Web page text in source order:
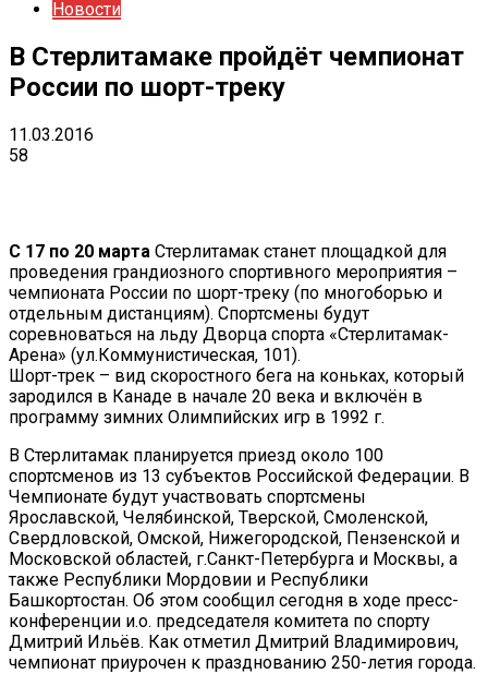
Новости
В Стерлитамаке пройдёт чемпионат
России по шорт-треку
11.03.2016
58
С 17 по 20 марта Стерлитамак станет площадкой для
проведения грандиозного спортивного мероприятия –
чемпионата России по шорт-треку (по многоборью и
отдельным дистанциям). Спортсмены будут
соревноваться на льду Дворца спорта «Стерлитамак-
Арена» (ул.Коммунистическая, 101).
Шорт-трек – вид скоростного бега на коньках, который
зародился в Канаде в начале 20 века и включён в
программу зимних Олимпийских игр в 1992 г.
В Стерлитамак планируется приезд около 100
спортсменов из 13 субъектов Российской Федерации. В
Чемпионате будут участвовать спортсмены
Ярославской, Челябинской, Тверской, Смоленской,
Свердловской, Омской, Нижегородской, Пензенской и
Московской областей, г.Санкт-Петербурга и Москвы, а
также Республики Мордовии и Республики
Башкортостан. Об этом сообщил сегодня в ходе пресс-
конференции и.о. председателя комитета по спорту
Дмитрий Ильёв. Как отметил Дмитрий Владимирович,
чемпионат приурочен к празднованию 250-летия города.